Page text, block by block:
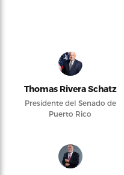
Thomas Rivera Schatz
Presidente del Senado de
Puerto Rico